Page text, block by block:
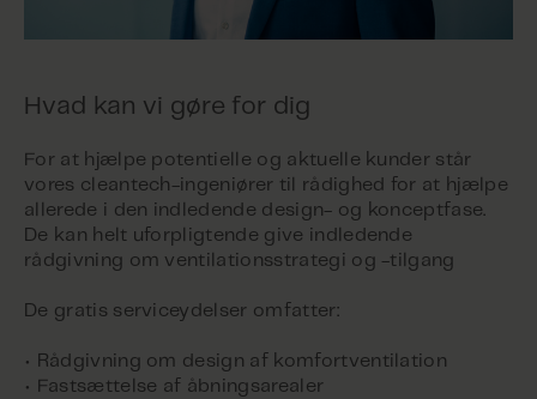
Hvad kan vi gøre for dig
For at hjælpe potentielle og aktuelle kunder står
vores cleantech-ingeniører til rådighed for at hjælpe
allerede i den indledende design- og konceptfase.
De kan helt uforpligtende give indledende
rådgivning om ventilationsstrategi og -tilgang
De gratis serviceydelser omfatter:
• Rådgivning om design af komfortventilation
• Fastsættelse af åbningsarealer